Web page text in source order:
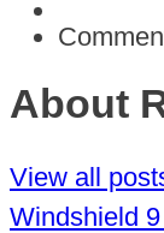
About
View all
Windshield